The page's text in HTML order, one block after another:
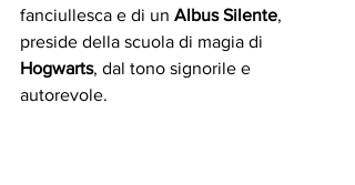
fanciullesca e di un Albus Silente,
preside della scuola di magia di
Hogwarts, dal tono signorile e
autorevole.